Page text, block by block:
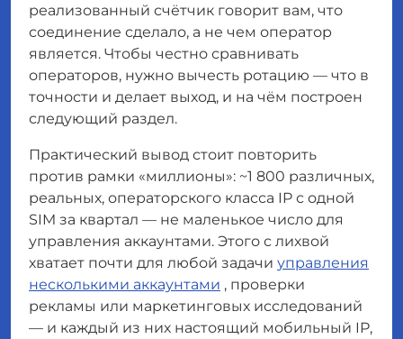
реализованный счётчик говорит вам, что
соединение сделало, а не чем оператор
является. Чтобы честно сравнивать
операторов, нужно вычесть ротацию — что в
точности и делает выход, и на чём построен
следующий раздел.
Практический вывод стоит повторить
против рамки «миллионы»: ~1 800 различных,
реальных, операторского класса IP с одной
SIM за квартал — не маленькое число для
управления аккаунтами. Этого с лихвой
хватает почти для любой задачи управления
несколькими аккаунтами , проверки
рекламы или маркетинговых исследований
— и каждый из них настоящий мобильный IP,